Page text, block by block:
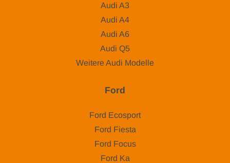
Audi A3
Audi A4
Audi A6
Audi Q5
Weitere Audi Modelle
Ford
Ford Ecosport
Ford Fiesta
Ford Focus
Ford Ka